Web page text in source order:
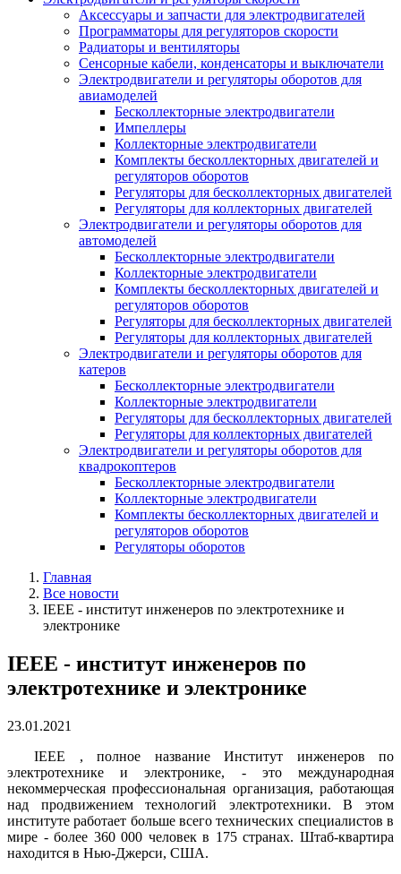
Аксессуары и запчасти для электродвигателей
Программаторы для регуляторов скорости
Радиаторы и вентиляторы
Сенсорные кабели, конденсаторы и выключатели
Электродвигатели и регуляторы оборотов для
авиамоделей
Бесколлекторные электродвигатели
Импеллеры
Коллекторные электродвигатели
Комплекты бесколлекторных двигателей и
регуляторов оборотов
Регуляторы для бесколлекторных двигателей
Регуляторы для коллекторных двигателей
Электродвигатели и регуляторы оборотов для
автомоделей
Бесколлекторные электродвигатели
Коллекторные электродвигатели
Комплекты бесколлекторных двигателей и
регуляторов оборотов
Регуляторы для бесколлекторных двигателей
Регуляторы для коллекторных двигателей
Электродвигатели и регуляторы оборотов для
катеров
Бесколлекторные электродвигатели
Коллекторные электродвигатели
Регуляторы для бесколлекторных двигателей
Регуляторы для коллекторных двигателей
Электродвигатели и регуляторы оборотов для
квадрокоптеров
Бесколлекторные электродвигатели
Коллекторные электродвигатели
Комплекты бесколлекторных двигателей и
регуляторов оборотов
Регуляторы оборотов
Главная
Все новости
IEEE - институт инженеров по электротехнике и
электронике
IEEE - институт инженеров по
электротехнике и электронике
23.01.2021
IEEE , полное название Институт инженеров по
электротехнике и электронике, - это международная
некоммерческая профессиональная организация, работающая
над продвижением технологий электротехники. В этом
институте работает больше всего технических специалистов в
мире - более 360 000 человек в 175 странах. Штаб-квартира
находится в Нью-Джерси, США.